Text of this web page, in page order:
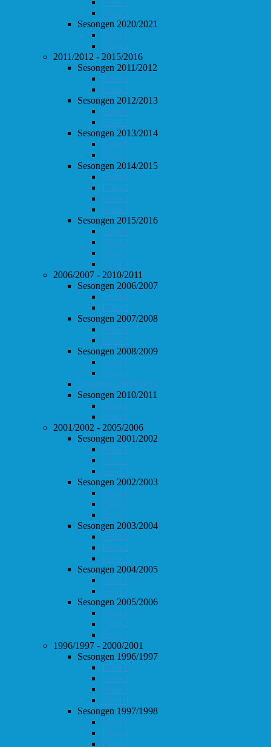
Follo 3
Sesongen 2020/2021
Follo 1
Follo 2
2011/2012 - 2015/2016
Sesongen 2011/2012
Follo 1
Follo 2
Sesongen 2012/2013
Follo 1
Follo 2
Sesongen 2013/2014
Follo 1
Follo 2
Sesongen 2014/2015
Follo 1
Follo 2
Follo 3
Follo 4
Sesongen 2015/2016
Follo 1
Follo 2
Follo 3
Follo 4
2006/2007 - 2010/2011
Sesongen 2006/2007
Follo 1
Follo 2
Sesongen 2007/2008
Follo 1
Follo 2
Sesongen 2008/2009
Follo 1
Follo 2
Sesongen 2009/2010
Sesongen 2010/2011
Follo 1
Follo 2
2001/2002 - 2005/2006
Sesongen 2001/2002
Follo 1
Follo 2
Follo 3
Sesongen 2002/2003
Follo 1
Follo 2
Follo 3
Sesongen 2003/2004
Follo 1
Follo 2
Follo 3
Sesongen 2004/2005
Follo 1
Follo 2
Sesongen 2005/2006
Follo 1
Follo 2
Follo 3
1996/1997 - 2000/2001
Sesongen 1996/1997
Follo 1
Follo 2
Follo 3
Follo 4
Sesongen 1997/1998
Follo 1
Follo 2
Follo 3